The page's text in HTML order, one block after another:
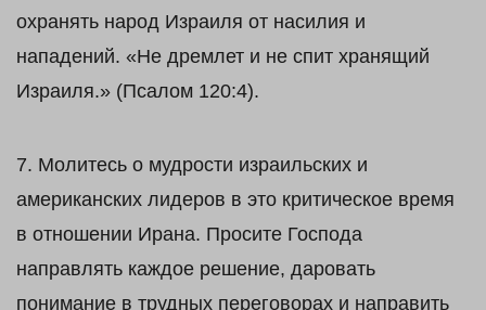
охранять народ Израиля от насилия и
нападений. «Не дремлет и не спит хранящий
Израиля.» (Псалом 120:4).
7. Молитесь о мудрости израильских и
американских лидеров в это критическое время
в отношении Ирана. Просите Господа
направлять каждое решение, даровать
понимание в трудных переговорах и направить